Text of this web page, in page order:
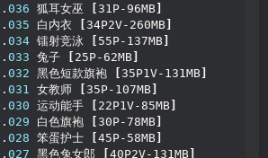
036 狐耳女巫 [31P-96MB]
035 白内衣 [34P2V-260MB]
034 镭射竞泳 [ 55P-137MB]
033 兔子 [ 25P-62MB]
032 黑色短款旗袍 [35P1V-131MB]
031 女教师 [35P-107MB]
030 运动能手 [ 22P1V-85MB]
029 白色旗袍 [30P-78MB]
028 笨蛋护士 [45P-58MB]
027 黑色兔女郎 [40P2V-131MB]